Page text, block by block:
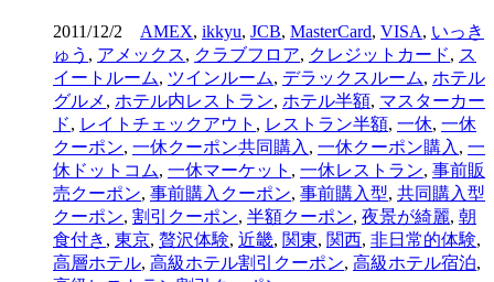
2011/12/2 AMEX, ikkyu, JCB, MasterCard, VISA, いっき
ゅう , アメックス, クラブフロア, クレジットカード, ス
イートルーム, ツインルーム, デラックスルーム, ホテル
グルメ , ホテル内レストラン, ホテル半額, マスターカー
ド, レイトチェックアウト , レストラン半額, 一休, 一休
クーポン, 一休クーポン共同購入 , 一休クーポン購入 , 一
休ドットコム, 一休マーケット , 一休レストラン, 事前販
売クーポン, 事前購入クーポン, 事前購入型, 共同購入型
クーポン, 割引クーポン, 半額クーポン, 夜景が綺麗, 朝
食付き , 東京, 贅沢体験, 近畿, 関東, 関西, 非日常的体験,
高層ホテル, 高級ホテル割引クーポン, 高級ホテル宿泊,